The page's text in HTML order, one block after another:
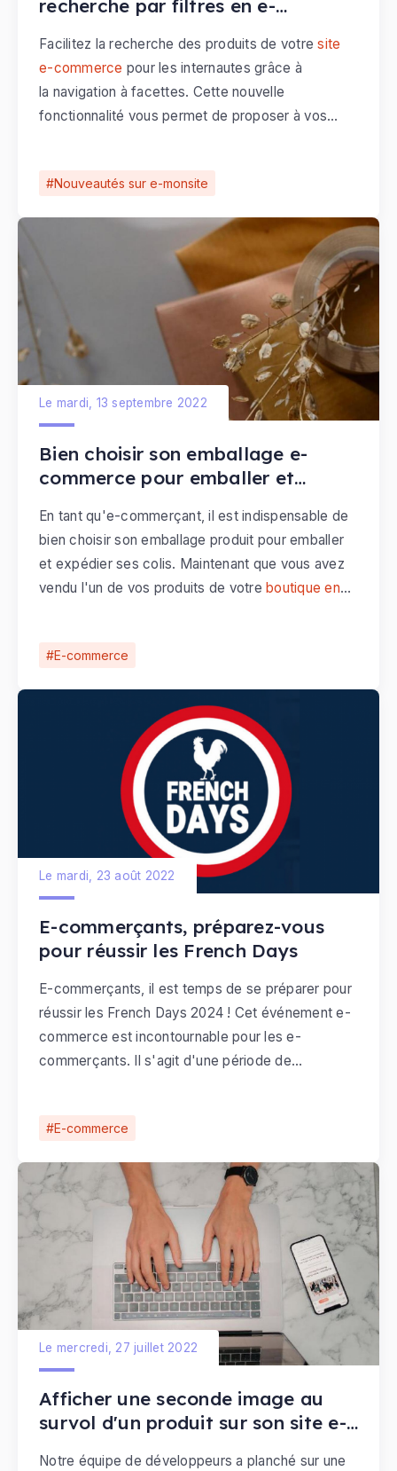
Nouveautés sur e-monsite
recherche par filtres en e-
Facilitez la recherche des produits de votresite
e-commerce pour les internautes grâce à
la navigation à facettes. Cette nouvelle
fonctionnalité vous permet de proposer à vos
E-commerce
Bien choisir son emballage e-
commerce pour emballer et
Le mardi, 13 septembre 2022
En tant qu'e-commerçant, il est indispensable de
bien choisir son emballage produit pour emballer
et expédier ses colis. Maintenant que vous avez
vendu l'un de vos produits de votre boutique en
E-commerce
E-commerçants, préparez-vous
pour réussir les French Days
Le mardi, 23 août 2022
E-commerçants, il est temps de se préparer pour
réussir les French Days 2024 ! Cet événement e-
commerce est incontournable pour les e-
commerçants. Il s'agit d'une période de
remises exceptionnelles sur une durée limitée.
Afficher une seconde image au
survol d'un produit sur son site e-
Le mercredi, 27 juillet 2022
Notre équipe de développeurs a planché sur une